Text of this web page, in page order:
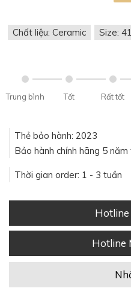
Chất liệu: Ceramic Size:
Trung bình Tốt Rất tốt
Thẻ bảo hành: 2023
Bảo hành chính hãng 5
Thời gian order: 1 - 3 tuần
Hotline
Hotline